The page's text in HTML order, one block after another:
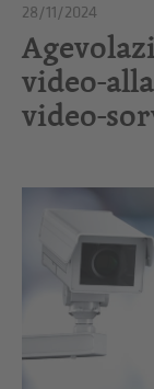
28/11/2024
video-
video-